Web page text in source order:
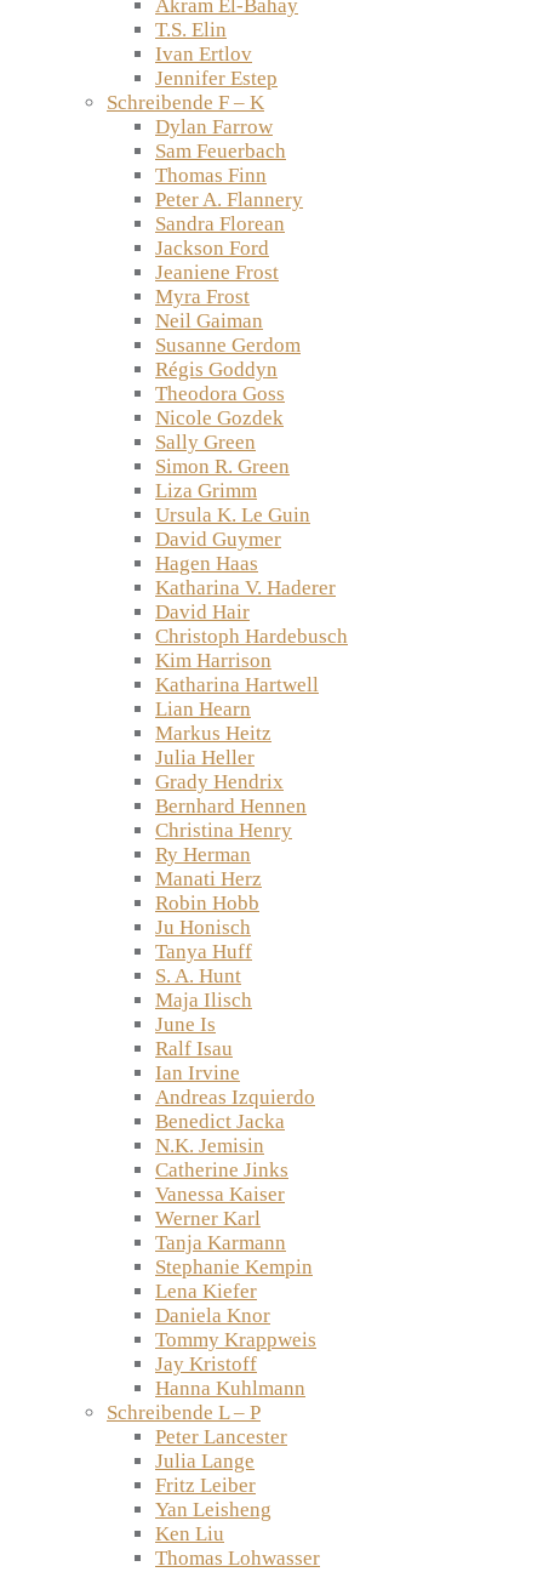
Akram El-Bahay
T.S. Elin
Ivan Ertlov
Jennifer Estep
Schreibende F – K
Dylan Farrow
Sam Feuerbach
Thomas Finn
Peter A. Flannery
Sandra Florean
Jackson Ford
Jeaniene Frost
Myra Frost
Neil Gaiman
Susanne Gerdom
Régis Goddyn
Theodora Goss
Nicole Gozdek
Sally Green
Simon R. Green
Liza Grimm
Ursula K. Le Guin
David Guymer
Hagen Haas
Katharina V. Haderer
David Hair
Christoph Hardebusch
Kim Harrison
Katharina Hartwell
Lian Hearn
Markus Heitz
Julia Heller
Grady Hendrix
Bernhard Hennen
Christina Henry
Ry Herman
Manati Herz
Robin Hobb
Ju Honisch
Tanya Huff
S. A. Hunt
Maja Ilisch
June Is
Ralf Isau
Ian Irvine
Andreas Izquierdo
Benedict Jacka
N.K. Jemisin
Catherine Jinks
Vanessa Kaiser
Werner Karl
Tanja Karmann
Stephanie Kempin
Lena Kiefer
Daniela Knor
Tommy Krappweis
Jay Kristoff
Hanna Kuhlmann
Schreibende L – P
Peter Lancester
Julia Lange
Fritz Leiber
Yan Leisheng
Ken Liu
Thomas Lohwasser